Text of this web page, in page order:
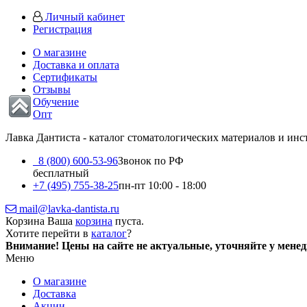
Личный кабинет
Регистрация
О магазине
Доставка и оплата
Сертификаты
Отзывы
Обучение
Опт
Лавка Дантиста - каталог стоматологических материалов и
8 (800) 600-53-96Звонок по РФ
бесплатный
+7 (495) 755-38-25пн-пт 10:00 - 18:00
mail@lavka-dantista.ru
Корзина Ваша корзина пуста.
Хотите перейти в каталог?
Внимание! Цены на сайте не актуальные, уточняйте у
Меню
О магазине
Доставка